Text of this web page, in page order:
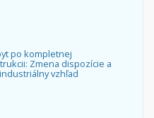
po kompletnej
Zmena dispozície a
vzhľad